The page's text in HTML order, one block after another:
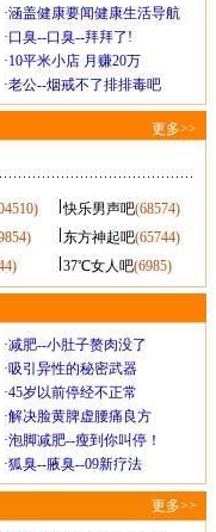
·涵盖健康要闻健康生活导航
·口臭--口臭--拜拜了!
·10平米小店 月赚20万
·老公--烟戒不了排排毒吧
更多>>
快乐男声吧(68574)
东方神起吧(65744)
37℃女人吧(6985)
·减肥--小肚子赘肉没了
·吸引异性的秘密武器
·45岁以前停经不正常
·解决脸黄脾虚腰痛良方
·泡脚减肥--瘦到你叫停！
·狐臭--腋臭--09新疗法
更多>>